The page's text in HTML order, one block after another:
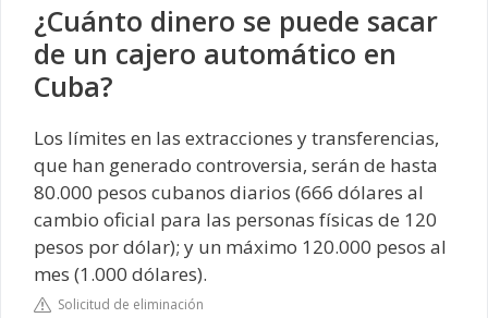
¿Cuánto dinero se puede sacar
de un cajero automático en
Cuba?
Los límites en las extracciones y transferencias,
que han generado controversia, serán de hasta
80.000 pesos cubanos diarios (666 dólares al
cambio oficial para las personas físicas de 120
pesos por dólar); y un máximo 120.000 pesos al
mes (1.000 dólares).
Solicitud de eliminación